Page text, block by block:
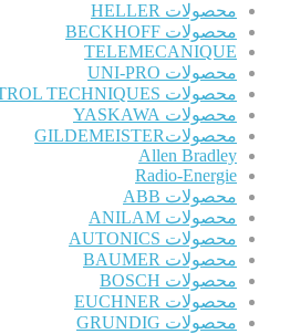
محصولات HELLER
محصولات BECKHOFF
TELEMECANIQUE
محصولات UNI-PRO
محصولات CONTROL TECHNIQUES
محصولات YASKAWA
محصولاتGILDEMEISTER
Allen Bradley
Radio-Energie
محصولات ABB
محصولات ANILAM
محصولات AUTONICS
محصولات BAUMER
محصولات BOSCH
محصولات EUCHNER
محصولات GRUNDIG